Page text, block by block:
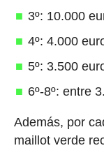
3º: 10.000
4º: 4.000
5º: 3.500
6º-8º: entre
Además, por
maillot verde